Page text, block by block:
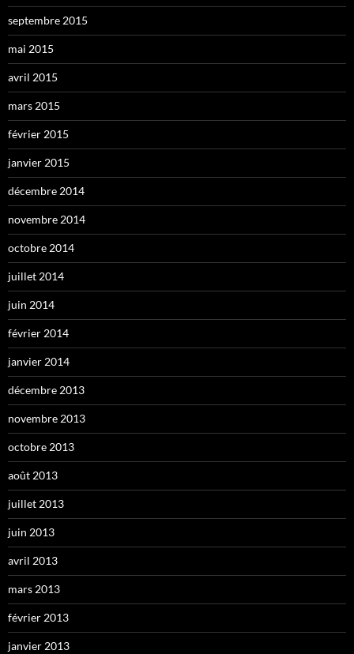
septembre 2015
mai 2015
avril 2015
mars 2015
février 2015
janvier 2015
décembre 2014
novembre 2014
octobre 2014
juillet 2014
juin 2014
février 2014
janvier 2014
décembre 2013
novembre 2013
octobre 2013
août 2013
juillet 2013
juin 2013
avril 2013
mars 2013
février 2013
janvier 2013